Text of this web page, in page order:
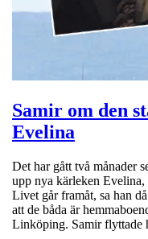
Samir om den
Evelina
Det har gått två månader
upp nya kärleken
Livet går framåt, sa han
att de båda är
Linköping. Samir flyttade